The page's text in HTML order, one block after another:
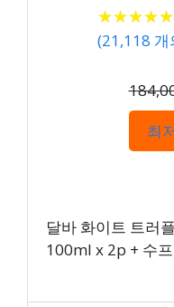
★★★★★
★★★★★
(21,118 개
최
달바 화이트 트러
100ml x 2p + 수